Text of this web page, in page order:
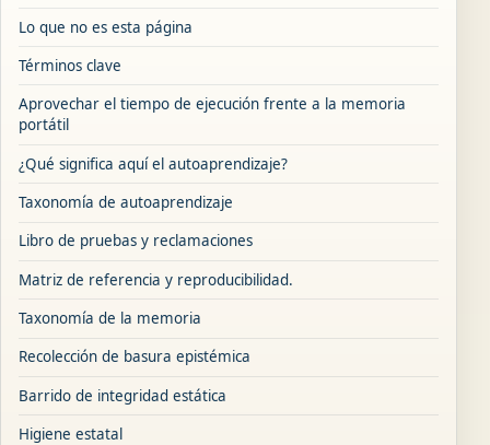
Lo que no es esta página
Términos clave
Aprovechar el tiempo de ejecución frente a la memoria
portátil
¿Qué significa aquí el autoaprendizaje?
Taxonomía de autoaprendizaje
Libro de pruebas y reclamaciones
Matriz de referencia y reproducibilidad.
Taxonomía de la memoria
Recolección de basura epistémica
Barrido de integridad estática
Higiene estatal